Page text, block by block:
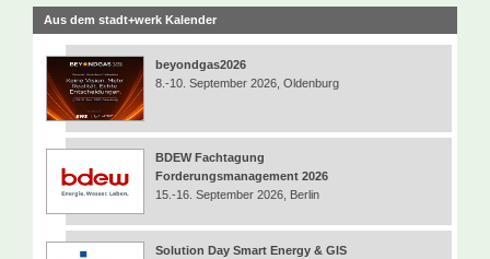
Aus dem stadt+werk Kalender
beyondgas2026
8.-10. September 2026, Oldenburg
BDEW Fachtagung
Forderungsmanagement 2026
15.-16. September 2026, Berlin
Solution Day Smart Energy & GIS